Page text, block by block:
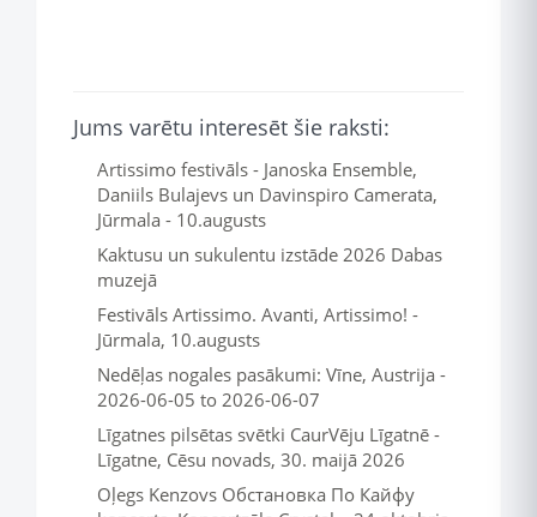
Jums varētu interesēt šie raksti:
Artissimo festivāls - Janoska Ensemble,
Daniils Bulajevs un Davinspiro Camerata,
Jūrmala - 10.augusts
Kaktusu un sukulentu izstāde 2026 Dabas
muzejā
Festivāls Artissimo. Avanti, Artissimo! -
Jūrmala, 10.augusts
Nedēļas nogales pasākumi: Vīne, Austrija -
2026-06-05 to 2026-06-07
Līgatnes pilsētas svētki CaurVēju Līgatnē -
Līgatne, Cēsu novads, 30. maijā 2026
Oļegs Kenzovs Обстановка По Кайфу